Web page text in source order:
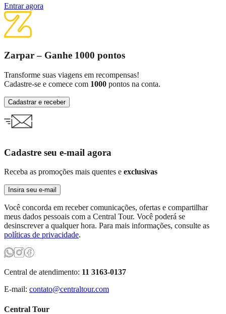
Entrar agora
Zarpar – Ganhe 1000 pontos
Transforme suas viagens em recompensas!
Cadastre-se e comece com 1000 pontos na conta.
Cadastrar e receber
Cadastre seu e-mail agora
Receba as promoções mais quentes e exclusivas
Insira seu e-mail
Você concorda em receber comunicações, ofertas e compartilhar
meus dados pessoais com a Central Tour. Você poderá se
desinscrever a qualquer hora. Para mais informações, consulte as
políticas de privacidade.
Central de atendimento: 11 3163-0137
E-mail: contato@centraltour.com
Central Tour